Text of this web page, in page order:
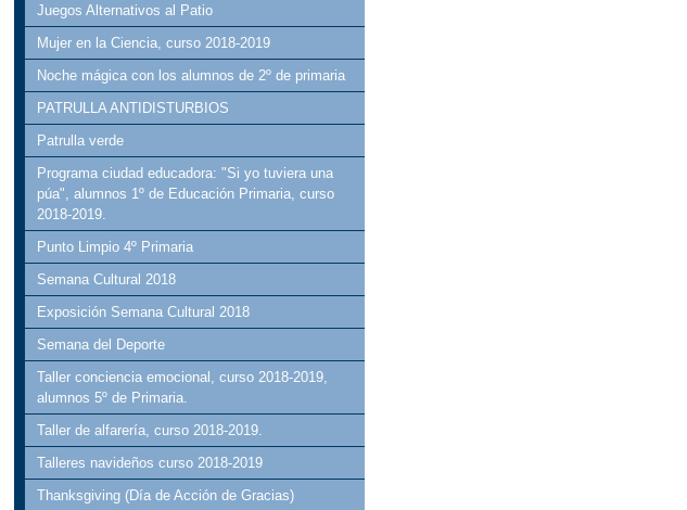
Juegos Alternativos al Patio
Mujer en la Ciencia, curso 2018-2019
Noche mágica con los alumnos de 2º de primaria
PATRULLA ANTIDISTURBIOS
Patrulla verde
Programa ciudad educadora: "Si yo tuviera una
púa", alumnos 1º de Educación Primaria, curso
2018-2019.
Punto Limpio 4º Primaria
Semana Cultural 2018
Exposición Semana Cultural 2018
Semana del Deporte
Taller conciencia emocional, curso 2018-2019,
alumnos 5º de Primaria.
Taller de alfarería, curso 2018-2019.
Talleres navideños curso 2018-2019
Thanksgiving (Día de Acción de Gracias)